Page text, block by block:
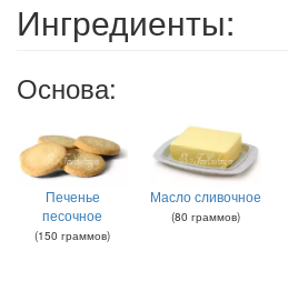
Ингредиенты:
Основа:
Печенье
песочное
(150 граммов)
Масло сливочное
(80 граммов)